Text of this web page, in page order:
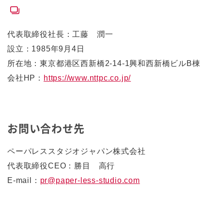
代表取締役社長：工藤 潤一
設立：1985年9月4日
所在地：東京都港区西新橋2-14-1興和西新橋ビルB棟
会社HP： https://www.nttpc.co.jp/
お問い合わせ先
ペーパレススタジオジャパン株式会社
代表取締役CEO：勝目 高行
E-mail： pr@paper-less-studio.com